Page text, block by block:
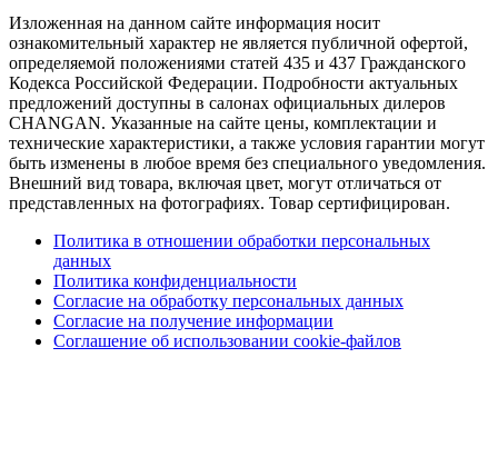
Изложенная на данном сайте информация носит
ознакомительный характер не является публичной офертой,
определяемой положениями статей 435 и 437 Гражданского
Кодекса Российской Федерации. Подробности актуальных
предложений доступны в салонах официальных дилеров
CHANGAN. Указанные на сайте цены, комплектации и
технические характеристики, а также условия гарантии могут
быть изменены в любое время без специального уведомления.
Внешний вид товара, включая цвет, могут отличаться от
представленных на фотографиях. Товар сертифицирован.
Политика в отношении обработки персональных
данных
Политика конфиденциальности
Согласие на обработку персональных данных
Согласие на получение информации
Соглашение об использовании cookie-файлов